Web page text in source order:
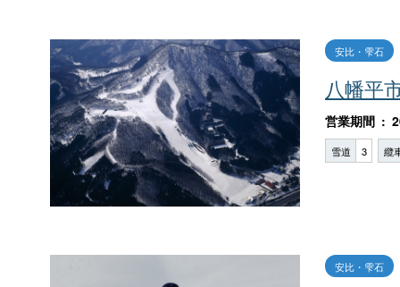
八幡平
安比・雫石
営業期間
雪道 3 纜
安比・雫石